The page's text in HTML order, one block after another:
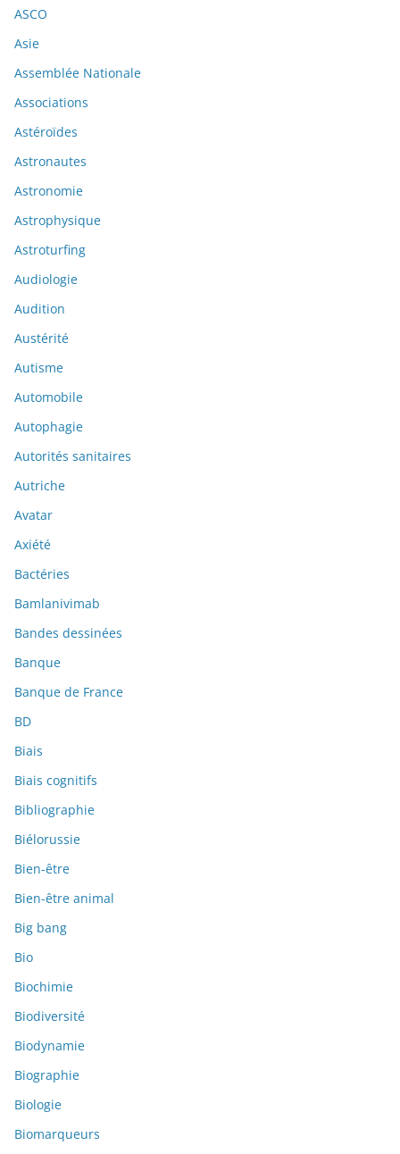
ASCO
Asie
Assemblée Nationale
Associations
Astéroïdes
Astronautes
Astronomie
Astrophysique
Astroturfing
Audiologie
Audition
Austérité
Autisme
Automobile
Autophagie
Autorités sanitaires
Autriche
Avatar
Axiété
Bactéries
Bamlanivimab
Bandes dessinées
Banque
Banque de France
BD
Biais
Biais cognitifs
Bibliographie
Biélorussie
Bien-être
Bien-être animal
Big bang
Bio
Biochimie
Biodiversité
Biodynamie
Biographie
Biologie
Biomarqueurs